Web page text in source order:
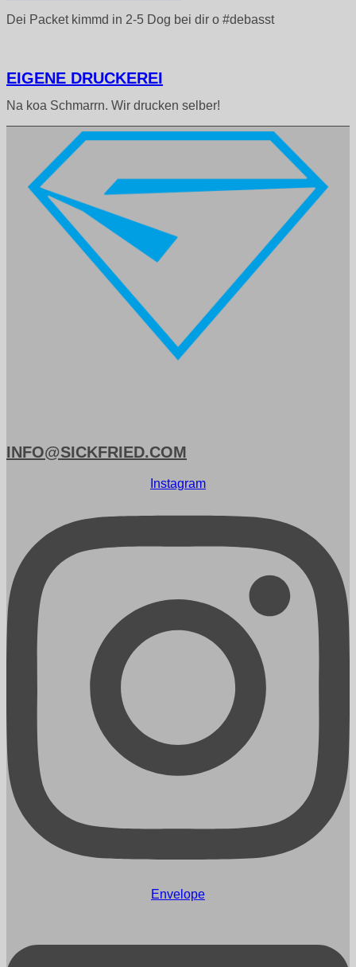
Dei Packet kimmd in 2-5 Dog bei dir o #debasst
EIGENE DRUCKEREI
Na koa Schmarrn. Wir drucken selber!
INFO@SICKFRIED.COM
Instagram
Envelope